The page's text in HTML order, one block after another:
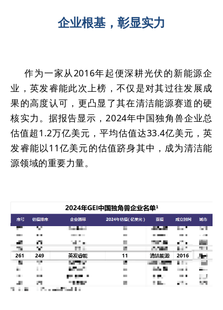
企业根基，彰显实力
作为一家从2016年起便深耕光伏的新能源企
业，英发睿能此次上榜，不仅是对其过往发展成
果的高度认可，更凸显了其在清洁能源赛道的硬
核实力。据报告显示，2024年中国独角兽企业总
估值超1.2万亿美元，平均估值达33.4亿美元，英
发睿能以11亿美元的估值跻身其中，成为清洁能
源领域的重要力量。